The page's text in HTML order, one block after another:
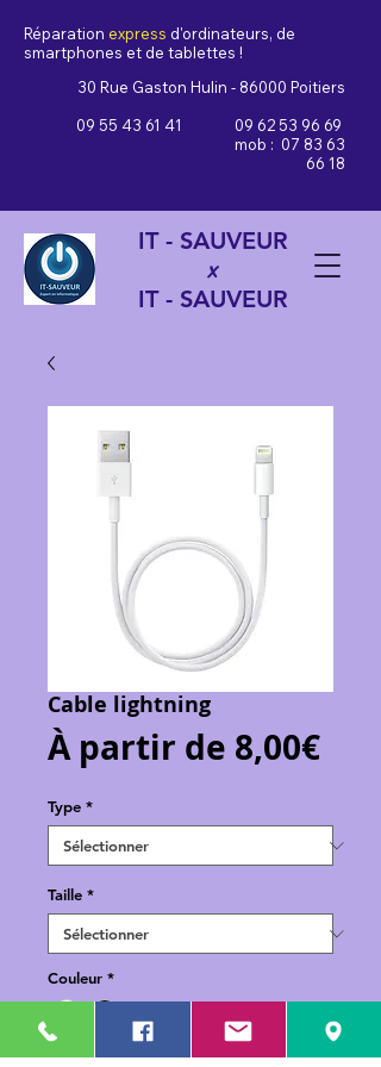
Réparation express d'ordinateurs, de
smartphones et de tablettes !
30 Rue Gaston Hulin - 86000 Poitiers
09 55 43 61 41
09 62 53 96 69
mob : 07 83 63
66 18
IT - SAUVEUR
x
IT - SAUVEUR
Cable lightning
À partir de 8,00€Prix
Type *
Taille *
Couleur *